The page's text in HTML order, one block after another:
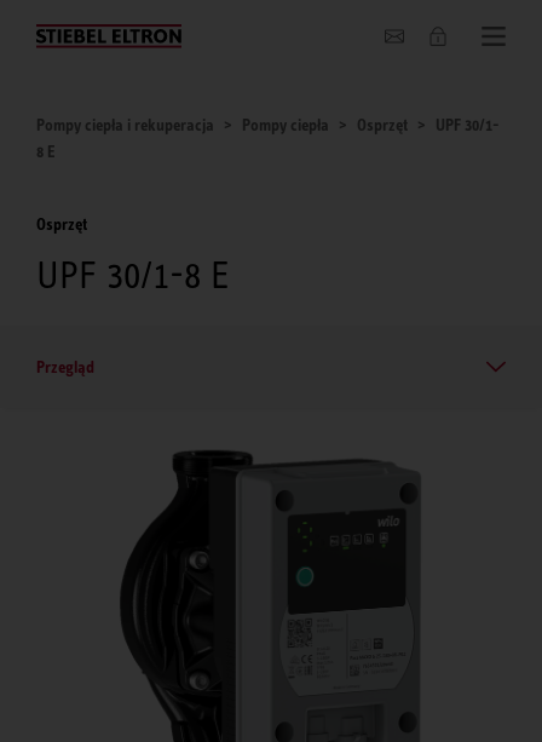
O nas
Pompy ciepła i rekuperacja Pompy ciepła Osprzęt
UPF 30/1-
8 E
Osprzęt
UPF 30/1-8 E
Przegląd